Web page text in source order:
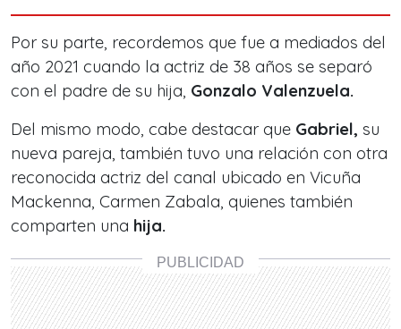
Por su parte, recordemos que fue a mediados del
año 2021 cuando la actriz de 38 años se separó
con el padre de su hija, Gonzalo Valenzuela.
Del mismo modo, cabe destacar que Gabriel, su
nueva pareja, también tuvo una relación con otra
reconocida actriz del canal ubicado en Vicuña
Mackenna, Carmen Zabala, quienes también
comparten una hija.